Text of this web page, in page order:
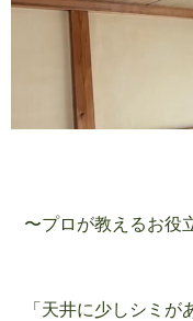
〜プロが教えるお役
「天井に少しシミが